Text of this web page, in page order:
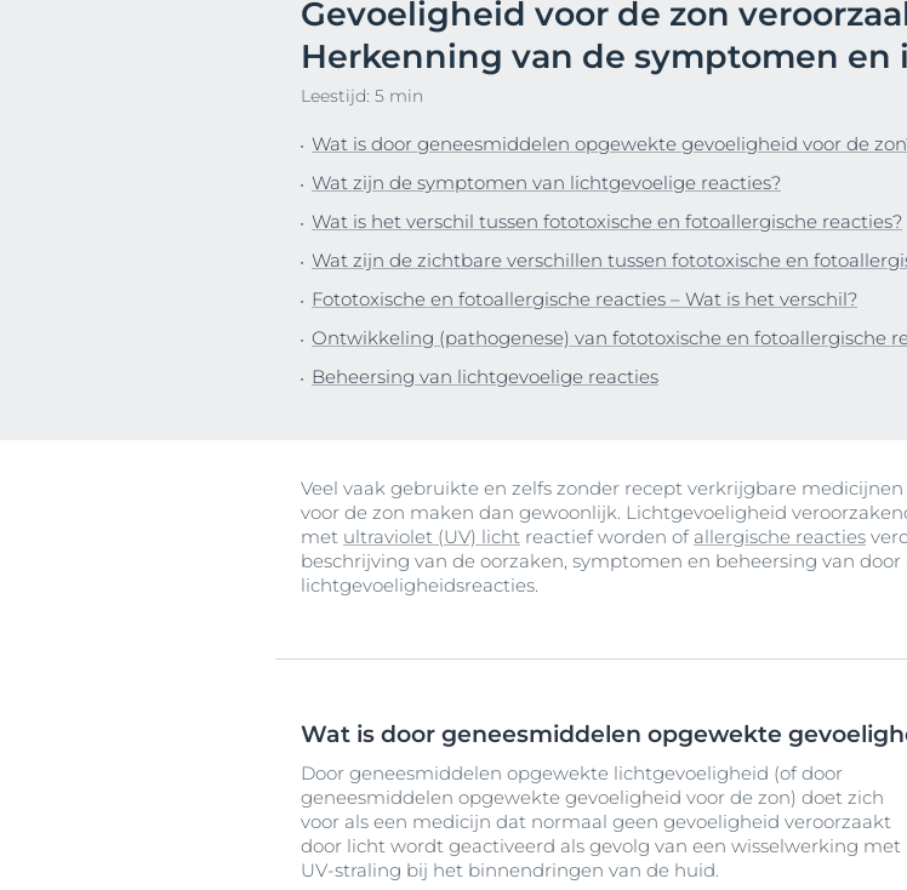
Hyperpigmentatie
Lippen
Zonbescherming
Producten
Ontdek Anti-Pigment
Gevoeligheid voor de zon
Herkenning van de symptomen en
Leestijd: 5 min
Wat is door geneesmiddelen opgewekte gevoeligheid voor de
Wat zijn de symptomen van lichtgevoelige reacties?
Wat is het verschil tussen fototoxische en fotoallergische reacties?
Wat zijn de zichtbare verschillen tussen fototoxische en
Fototoxische en fotoallergische reacties – Wat is het verschil?
Ontwikkeling (pathogenese) van fototoxische en fotoallergische
Beheersing van lichtgevoelige reacties
Veel vaak gebruikte en zelfs zonder recept verkrijgbare
voor de zon maken dan gewoonlijk. Lichtgevoeligheid
met ultraviolet (UV) licht reactief worden of allergische reacties
beschrijving van de oorzaken, symptomen en beheersing van
lichtgevoeligheidsreacties.
Wat is door geneesmiddelen opgewekte
Door geneesmiddelen opgewekte lichtgevoeligheid (of door
geneesmiddelen opgewekte gevoeligheid voor de zon) doet zich
voor als een medicijn dat normaal geen gevoeligheid veroorzaakt
door licht wordt geactiveerd als gevolg van een wisselwerking met
UV-straling bij het binnendringen van de huid.